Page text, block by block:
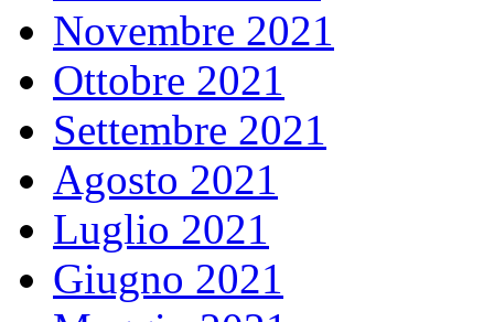
Novembre 2021
Ottobre 2021
Settembre 2021
Agosto 2021
Luglio 2021
Giugno 2021